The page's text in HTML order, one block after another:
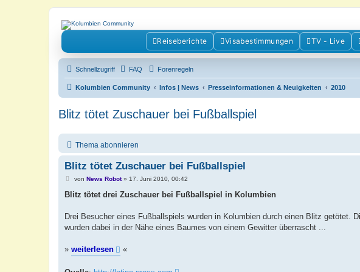
Kolumbienforum - Das grosse Forum der Freunde
Reisen, Auswandern, Kultur, Politik, Geschichte und Visum in Kolumbien und Venezuela. Austausch,
Reiseberichte Visabestimmungen TV - Live
Schnellzugriff FAQ Forenregeln
Kolumbien Community Infos | News Presseinformationen & Neuigkeiten 2010
Blitz tötet Zuschauer bei Fußballspiel
Thema abonnieren
Blitz tötet Zuschauer bei Fußballspiel
B
i
a
von News Robot» 17. Juni 2010, 00:42
Blitz tötet drei Zuschauer bei Fußballspiel in Kolumbien
Drei Besucher eines Fußballspiels wurden in Kolumbien durch einen Blitz getötet.
wurden dabei in der Nähe eines Baumes von einem Gewitter überrascht ...
» weiterlesen «